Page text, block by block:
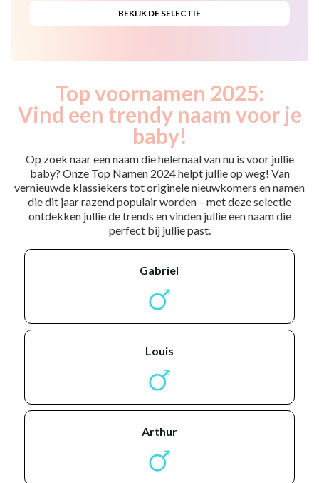
Top voornamen 2025:
Vind een trendy naam voor je
baby!
Op zoek naar een naam die helemaal van nu is voor jullie
baby? Onze Top Namen 2024 helpt jullie op weg! Van
vernieuwde klassiekers tot originele nieuwkomers en namen
die dit jaar razend populair worden – met deze selectie
ontdekken jullie de trends en vinden jullie een naam die
perfect bij jullie past.
gabriel
louis
arthur